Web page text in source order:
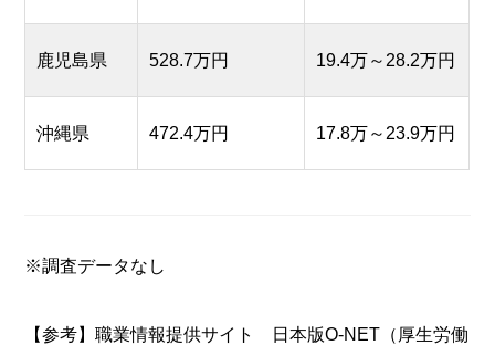
鹿児島県 528.7万円 19.4万～28.2万円
沖縄県 472.4万円 17.8万～23.9万円
※調査データなし
【参考】職業情報提供サイト 日本版O-NET（厚生労働